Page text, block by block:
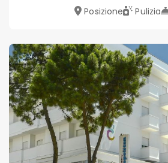
Posizione Pulizia